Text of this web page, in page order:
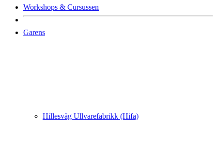
Workshops & Cursussen
Garens
Hillesvåg Ullvarefabrikk (Hifa)